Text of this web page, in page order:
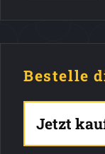
Bestelle
Jetzt